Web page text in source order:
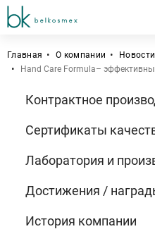
Главная О компании Новости
Hand Care Formula–
Контрактное
Сертификаты
Лаборатория и
Достижения /
История компании